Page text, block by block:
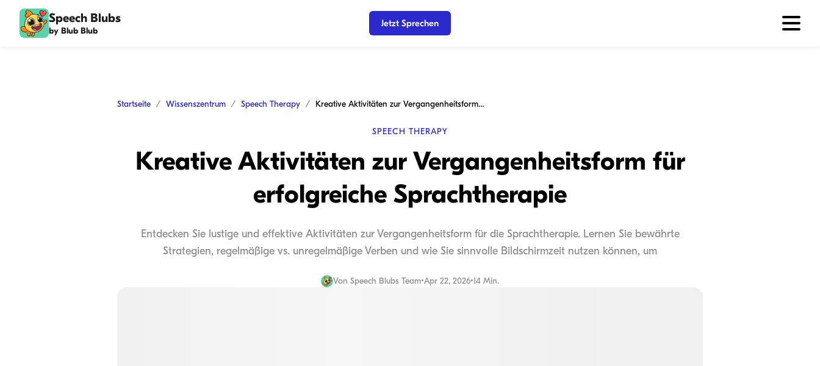
Speech Blubs
by Blub Blub
Jetzt Sprechen
Startseite Wissenszentrum Speech Therapy Kreative Aktivitäten zur Vergangenheitsform für erfolgreiche Sprachtherapie
SPEECH THERAPY
Kreative Aktivitäten zur Vergangenheitsform für
erfolgreiche Sprachtherapie
Entdecken Sie lustige und effektive Aktivitäten zur Vergangenheitsform für die Sprachtherapie. Lernen Sie bewährte
Strategien, regelmäßige vs. unregelmäßige Verben und wie Sie sinnvolle Bildschirmzeit nutzen können, um
Von Speech Blubs Team•Apr 22, 2026•14 Min.